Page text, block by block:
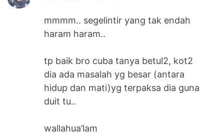
mmmm.. segelintir yang tak endah
haram haram..
tp baik bro cuba tanya betul2, kot2
dia ada masalah yg besar (antara
hidup dan mati)yg terpaksa dia guna
duit tu..
wallahua’lam